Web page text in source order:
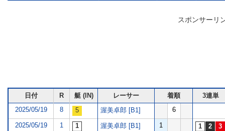
スポンサーリ
日付 R 艇 (IN) レーサー 着順
3連単
2025/05/19
8 渥美卓郎 [B1] 6
2025/05/19 1 渥美卓郎 [B1] 1